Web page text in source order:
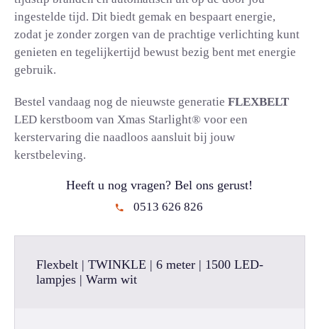
ingestelde tijd. Dit biedt gemak en bespaart energie,
zodat je zonder zorgen van de prachtige verlichting kunt
genieten en tegelijkertijd bewust bezig bent met energie
gebruik.
Bestel vandaag nog de nieuwste generatie FLEXBELT
LED kerstboom van Xmas Starlight® voor een
kerstervaring die naadloos aansluit bij jouw
kerstbeleving.
Heeft u nog vragen? Bel ons gerust!
0513 626 826
Flexbelt | TWINKLE | 6 meter | 1500 LED-
lampjes | Warm wit